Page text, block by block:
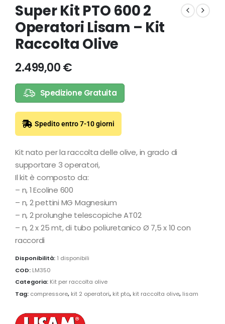
Super Kit PTO 600 2
Operatori Lisam – Kit
Raccolta Olive
2.499,00€
Spedizione Gratuita
Spedito entro 7-10 giorni
Kit nato per la raccolta delle olive, in grado di
supportare 3 operatori,
Il kit è composto da:
– n, 1 Ecoline 600
– n, 2 pettini MG Magnesium
– n, 2 prolunghe telescopiche AT02
– n, 2 x 25 mt, di tubo poliuretanico Ø 7,5 x 10 con
raccordi
Disponibilità: 1 disponibili
COD: LM350
Categoria: Kit per raccolta olive
Tag: compressore, kit 2 operatori, kit pto, kit raccolta olive, lisam